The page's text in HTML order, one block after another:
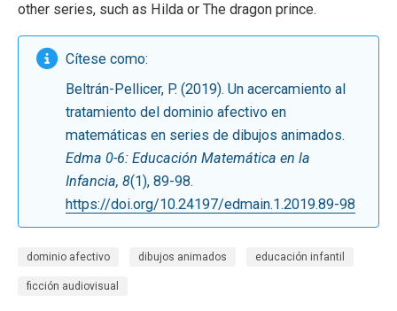
other series, such as Hilda or The dragon prince.
Cítese como:
Beltrán-Pellicer, P. (2019). Un acercamiento al
tratamiento del dominio afectivo en
matemáticas en series de dibujos animados.
Edma 0-6: Educación Matemática en la
Infancia, 8(1), 89-98.
https://doi.org/10.24197/edmain.1.2019.89-98
dominio afectivo dibujos animados educación infantil
ficción audiovisual